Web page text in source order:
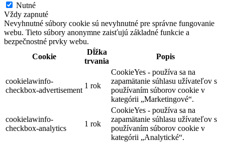
Nutné
Vždy zapnuté
Nevyhnutné súbory cookie sú nevyhnutné pre správne fungovanie
webu. Tieto súbory anonymne zaisťujú základné funkcie a
bezpečnostné prvky webu.
Cookie
Dĺžka
trvania
Popis
cookielawinfo-
checkbox-advertisement
1 rok
CookieYes - používa sa na
zapamätanie súhlasu užívateľov s
používaním súborov cookie v
kategórii „Marketingové“.
cookielawinfo-
checkbox-analytics
1 rok
CookieYes - používa sa na
zapamätanie súhlasu užívateľov s
používaním súborov cookie v
kategórii „Analytické“.